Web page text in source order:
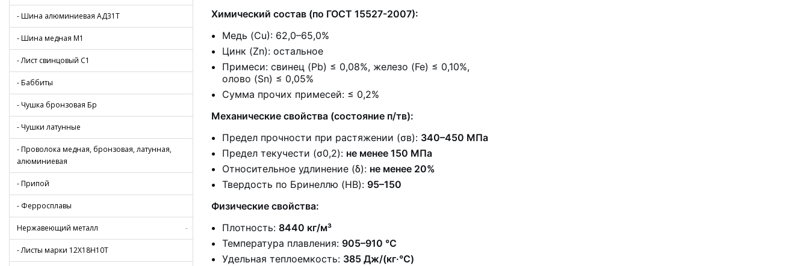
- Шина алюминиевая АД31Т
- Шина медная М1
- Лист свинцовый С1
- Баббиты
- Чушка бронзовая Бр
- Чушки латунные
- Проволока медная, бронзовая, латунная,
алюминиевая
- Припой
- Ферросплавы
Нержавеющий металл -
- Листы марки 12Х18Н10Т
Химический состав (по ГОСТ 15527-2007):
Медь (Cu): 62,0–65,0%
Цинк (Zn): остальное
Примеси: свинец (Pb) ≤ 0,08%, железо (Fe) ≤ 0,10%,
олово (Sn) ≤ 0,05%
Сумма прочих примесей: ≤ 0,2%
Механические свойства (состояние п/тв):
Предел прочности при растяжении (σв): 340–450 МПа
Предел текучести (σ0,2): не менее 150 МПа
Относительное удлинение (δ): не менее 20%
Твердость по Бринеллю (HB): 95–150
Физические свойства:
Плотность: 8440 кг/м³
Температура плавления: 905–910 °C
Удельная теплоемкость: 385 Дж/(кг·°C)